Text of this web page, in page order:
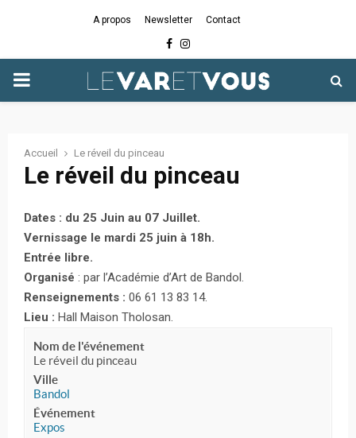
A propos Newsletter Contact
Facebook
Instagram
PRIMARY
Accueil Le réveil du pinceau
Le réveil du pinceau
Dates : du 25 Juin au 07 Juillet.
Vernissage le mardi 25 juin à 18h.
Entrée libre.
Organisé : par l’Académie d’Art de Bandol.
Renseignements : 06 61 13 83 14.
Lieu : Hall Maison Tholosan.
Nom de l'événement
Le réveil du pinceau
Ville
Bandol
Événement
Expos